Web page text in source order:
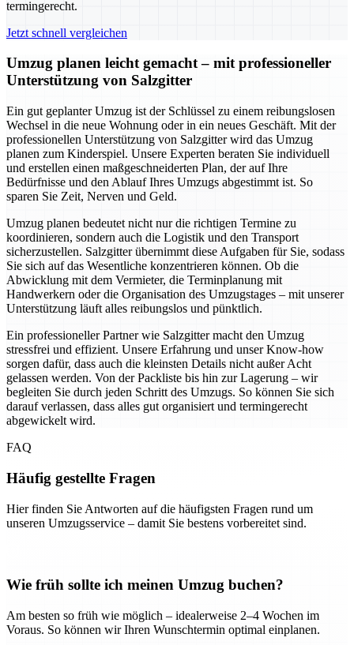
termingerecht.
Jetzt schnell vergleichen
Umzug planen leicht gemacht – mit professioneller
Unterstützung von Salzgitter
Ein gut geplanter Umzug ist der Schlüssel zu einem reibungslosen
Wechsel in die neue Wohnung oder in ein neues Geschäft. Mit der
professionellen Unterstützung von Salzgitter wird das Umzug
planen zum Kinderspiel. Unsere Experten beraten Sie individuell
und erstellen einen maßgeschneiderten Plan, der auf Ihre
Bedürfnisse und den Ablauf Ihres Umzugs abgestimmt ist. So
sparen Sie Zeit, Nerven und Geld.
Umzug planen bedeutet nicht nur die richtigen Termine zu
koordinieren, sondern auch die Logistik und den Transport
sicherzustellen. Salzgitter übernimmt diese Aufgaben für Sie, sodass
Sie sich auf das Wesentliche konzentrieren können. Ob die
Abwicklung mit dem Vermieter, die Terminplanung mit
Handwerkern oder die Organisation des Umzugstages – mit unserer
Unterstützung läuft alles reibungslos und pünktlich.
Ein professioneller Partner wie Salzgitter macht den Umzug
stressfrei und effizient. Unsere Erfahrung und unser Know-how
sorgen dafür, dass auch die kleinsten Details nicht außer Acht
gelassen werden. Von der Packliste bis hin zur Lagerung – wir
begleiten Sie durch jeden Schritt des Umzugs. So können Sie sich
darauf verlassen, dass alles gut organisiert und termingerecht
abgewickelt wird.
FAQ
Häufig gestellte Fragen
Hier finden Sie Antworten auf die häufigsten Fragen rund um
unseren Umzugsservice – damit Sie bestens vorbereitet sind.
Wie früh sollte ich meinen Umzug buchen?
Am besten so früh wie möglich – idealerweise 2–4 Wochen im
Voraus. So können wir Ihren Wunschtermin optimal einplanen.